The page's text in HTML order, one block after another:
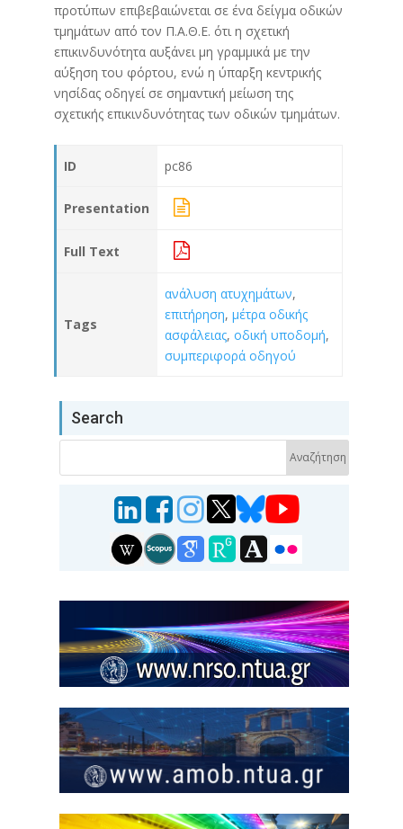
προτύπων επιβεβαιώνεται σε ένα δείγμα οδικών
τμημάτων από τον Π.Α.Θ.Ε. ότι η σχετική
επικινδυνότητα αυξάνει μη γραμμικά με την
αύξηση του φόρτου, ενώ η ύπαρξη κεντρικής
νησίδας οδηγεί σε σημαντική μείωση της
σχετικής επικινδυνότητας των οδικών τμημάτων.
ID pc86
Presentation
Full Text
Tags
ανάλυση ατυχημάτων,
επιτήρηση, μέτρα οδικής
ασφάλειας, οδική υποδομή,
συμπεριφορά οδηγού
Search